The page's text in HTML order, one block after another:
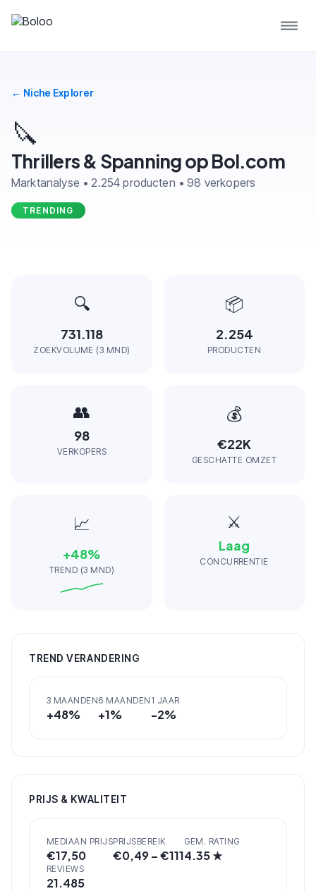
← Niche Explorer
🔪
Thrillers & Spanning op Bol.com
Marktanalyse • 2.254 producten • 98 verkopers
TRENDING
🔍
731.118
ZOEKVOLUME (3 MND)
📦
2.254
PRODUCTEN
👥
98
VERKOPERS
💰
€22K
GESCHATTE OMZET
📈
+48%
TREND (3 MND)
⚔️
Laag
CONCURRENTIE
TREND VERANDERING
3 MAANDEN
+48%
6 MAANDEN
+1%
1 JAAR
-2%
PRIJS & KWALITEIT
MEDIAAN PRIJS
€17,50
PRIJSBEREIK
€0,49– €111
GEM. RATING
4.35★
REVIEWS
21.485